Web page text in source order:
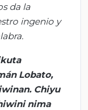
da la
ingenio y
Lobato,
Chiyu
nima